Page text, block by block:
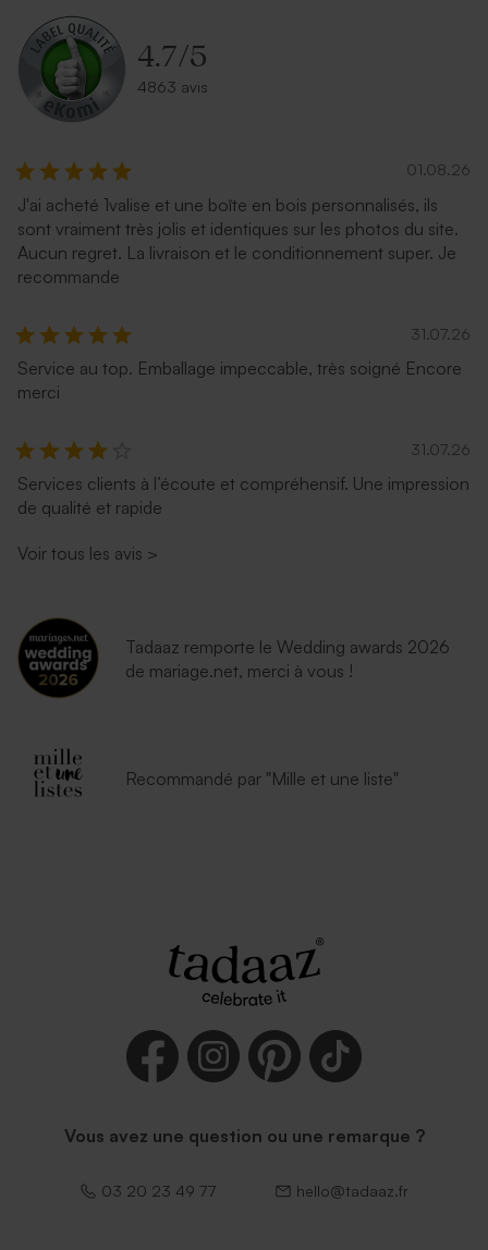
4.7/5
4863 avis
01.08.26
J'ai acheté 1valise et une boîte en bois personnalisés, ils
sont vraiment très jolis et identiques sur les photos du site.
Aucun regret. La livraison et le conditionnement super. Je
recommande
31.07.26
Service au top. Emballage impeccable, très soigné Encore
merci
31.07.26
Services clients à l’écoute et compréhensif. Une impression
de qualité et rapide
Voir tous les avis >
Tadaaz remporte le Wedding awards 2026
de mariage.net, merci à vous !
Recommandé par "Mille et une liste"
Vous avez une question ou une remarque ?
03 20 23 49 77 hello@tadaaz.fr